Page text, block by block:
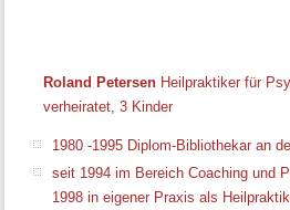
Roland Petersen Heilpraktiker für
verheiratet, 3 Kinder
1980 -1995 Diplom-Bibliothekar an
seit 1994 im Bereich Coaching und
1998 in eigener Praxis als